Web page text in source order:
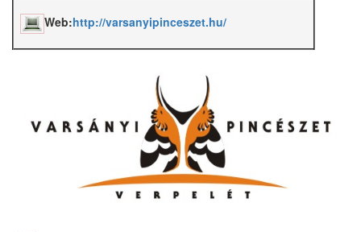
Web:http://varsanyipinceszet.hu/